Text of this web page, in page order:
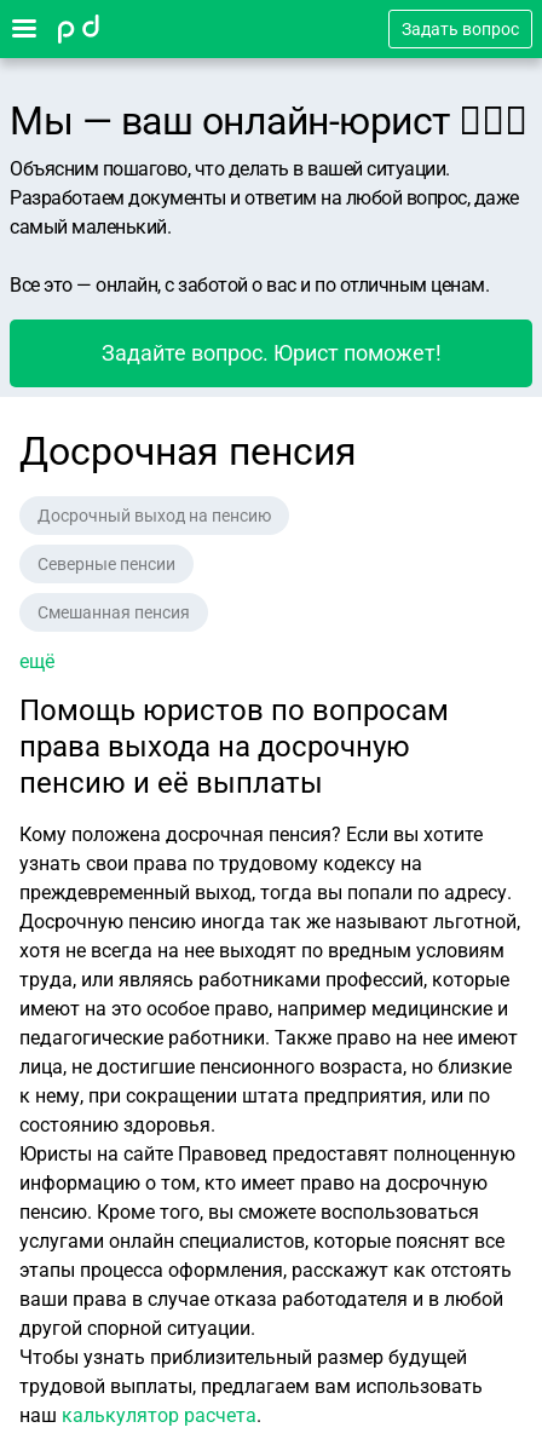
Задать вопрос
Мы — ваш онлайн-юрист 👨🏻‍⚖️
Объясним пошагово, что делать в вашей ситуации.
Разработаем документы и ответим на любой вопрос, даже
самый маленький.
Все это — онлайн, с заботой о вас и по отличным ценам.
Задайте вопрос. Юрист поможет!
Досрочная пенсия
Досрочный выход на пенсию
Северные пенсии
Смешанная пенсия
ещё
Помощь юристов по вопросам
права выхода на досрочную
пенсию и её выплаты
Кому положена досрочная пенсия? Если вы хотите
узнать свои права по трудовому кодексу на
преждевременный выход, тогда вы попали по адресу.
Досрочную пенсию иногда так же называют льготной,
хотя не всегда на нее выходят по вредным условиям
труда, или являясь работниками профессий, которые
имеют на это особое право, например медицинские и
педагогические работники. Также право на нее имеют
лица, не достигшие пенсионного возраста, но близкие
к нему, при сокращении штата предприятия, или по
состоянию здоровья.
Юристы на сайте Правовед предоставят полноценную
информацию о том, кто имеет право на досрочную
пенсию. Кроме того, вы сможете воспользоваться
услугами онлайн специалистов, которые пояснят все
этапы процесса оформления, расскажут как отстоять
ваши права в случае отказа работодателя и в любой
другой спорной ситуации.
Чтобы узнать приблизительный размер будущей
трудовой выплаты, предлагаем вам использовать
наш калькулятор расчета.